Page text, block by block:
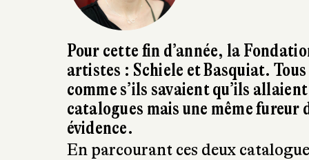
Pour cette fin d’année, la
artistes : Schiele et Basquiat.
comme s’ils savaient qu’ils
catalogues mais une même
évidence.
En parcourant ces deux